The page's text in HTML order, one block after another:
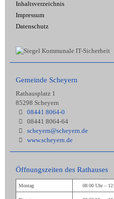
Inhaltsverzeichnis
Impressum
Datenschutz
Gemeinde Scheyern
Rathausplatz 1
85298 Scheyern
08441 8064-0
08441 8064-64
scheyern@scheyern.de
www.scheyern.de
Öffnungszeiten des Rathauses
Montag 08:00 Uhr –